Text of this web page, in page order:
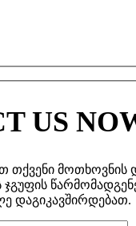
US
თქვენი მოთხოვნის
ჯგუფის
დაგიკავშირდებათ.